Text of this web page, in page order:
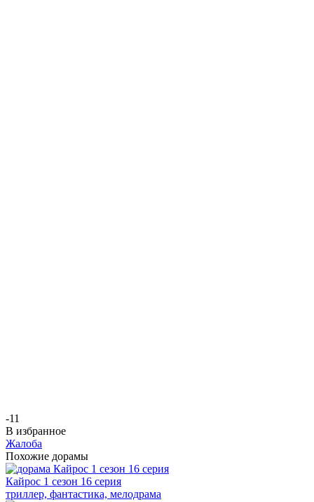
-11
В избранное
Жалоба
Похожие дорамы
Кайрос 1 сезон 16 серия
триллер, фантастика, мелодрама